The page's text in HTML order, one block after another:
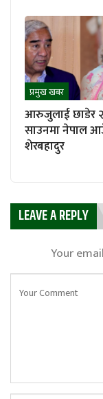
प्रमुख खबर
आरुजुलाई छाडेर
साउनमा नेपाल
शेरबहादुर
LEAVE A REPLY
Your